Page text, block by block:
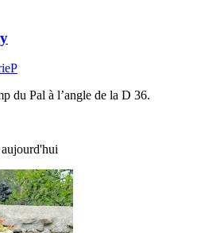
du Pal à l’angle de la D 36.